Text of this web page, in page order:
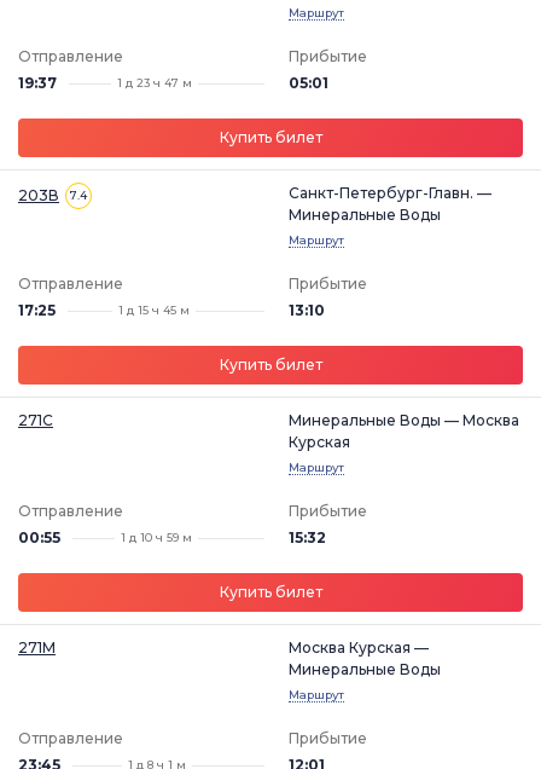
Маршрут
Отправление
19:37
1 д 23 ч 47 м
Прибытие
05:01
Купить билет
203В 7.4
Санкт-Петербург-Главн. —
Минеральные Воды
Маршрут
Отправление
17:25
1 д 15 ч 45 м
Прибытие
13:10
Купить билет
271С
Минеральные Воды — Москва
Курская
Маршрут
Отправление
00:55
1 д 10 ч 59 м
Прибытие
15:32
Купить билет
271М
Москва Курская —
Минеральные Воды
Маршрут
Отправление
23:45
1 д 8 ч 1 м
Прибытие
12:01